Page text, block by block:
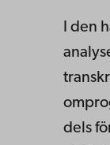
I den
dels